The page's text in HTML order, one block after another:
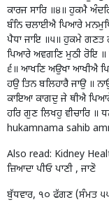
ਕਾਰਜ ਸਾਰਿ ॥੪॥ ਹੁਕਮੈ
ਬੰਨਿ ਚਲਾਈਐ ਪਿਆਰੇ
ਪੈਧਾ ਜਾਇ ॥੫॥ ਹੁਕਮੇ
ਪਿਆਰੇ ਅਵਗਣਿ ਮੁਠੀ ਰੋਇ ॥
੬॥ ਆਖਣਿ ਅਉਖਾ ਆਖੀਐ
ਹਉ ਤਿਨ ਬਲਿਹਾਰੈ ਜਾਉ ॥
ਕਾਇਆ ਕਾਗਦੁ ਜੇ ਥੀਐ
ਹਰਿ ਗੁਣ ਲਿਖਹੁ ਵੀਚਾਰਿ ॥
hukamnama sahib
Also read: Kidney
ਜ਼ਿਆਦਾ ਪੀਓ ਪਾਣੀ , ਜਾਣੋ
ਬੁੱਧਵਾਰ, ੧੦ ਫੱਗਣ (ਸੰਮਤ